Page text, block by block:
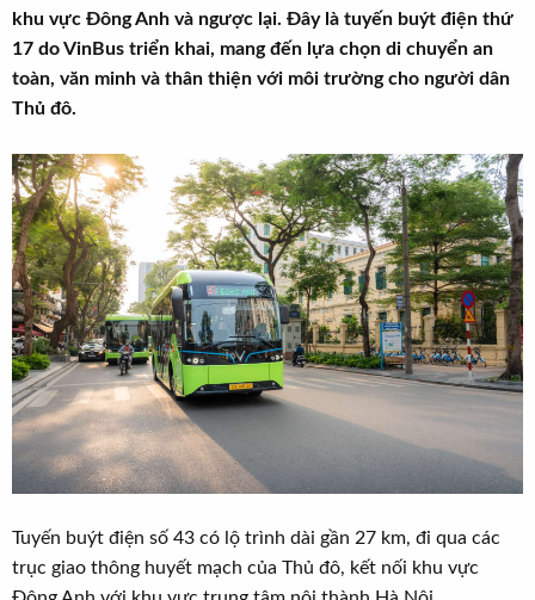
khu vực Đông Anh và ngược lại. Đây là tuyến buýt điện thứ
17 do VinBus triển khai, mang đến lựa chọn di chuyển an
toàn, văn minh và thân thiện với môi trường cho người dân
Thủ đô.
Tuyến buýt điện số 43 có lộ trình dài gần 27 km, đi qua các
trục giao thông huyết mạch của Thủ đô, kết nối khu vực